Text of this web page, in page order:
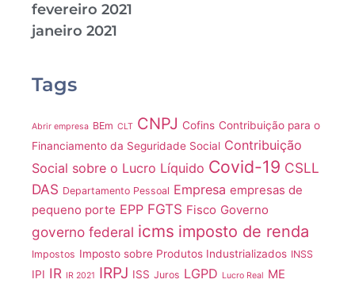
fevereiro 2021
janeiro 2021
Tags
Abrir empresa BEm CLT CNPJ Cofins Contribuição para o
Financiamento da Seguridade Social Contribuição
Social sobre o Lucro Líquido Covid-19 CSLL
DAS Departamento Pessoal Empresa empresas de
pequeno porte EPP FGTS Fisco Governo
governo federal icms imposto de renda
Impostos Imposto sobre Produtos Industrializados INSS
IPI IR IR 2021 IRPJ ISS Juros LGPD Lucro Real ME